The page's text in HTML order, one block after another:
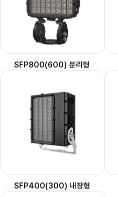
SFP800(600) 분리형
SFP400(300) 내장형